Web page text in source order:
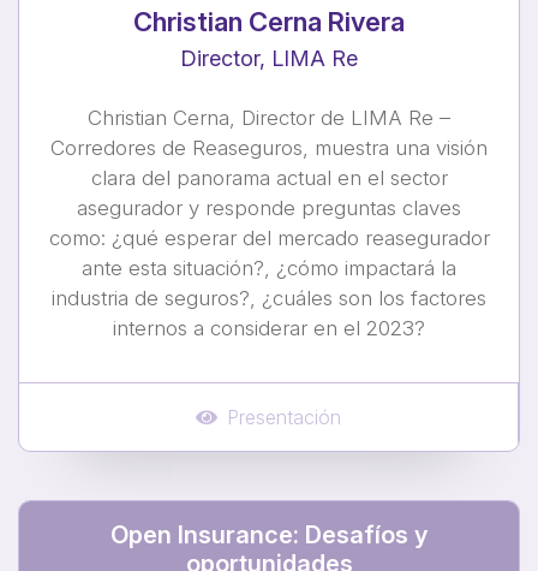
Christian Cerna Rivera
Director, LIMA Re
Christian Cerna, Director de LIMA Re –
Corredores de Reaseguros, muestra una visión
clara del panorama actual en el sector
asegurador y responde preguntas claves
como: ¿qué esperar del mercado reasegurador
ante esta situación?, ¿cómo impactará la
industria de seguros?, ¿cuáles son los factores
internos a considerar en el 2023?
Presentación
Open Insurance: Desafíos y
oportunidades